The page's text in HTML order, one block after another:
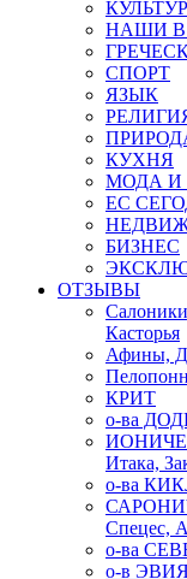
НАШИ В
СПОРТ
ЯЗЫК
КУХНЯ
МОДА И
ЕС
БИЗНЕС
ОТЗЫВЫ
Касторья
Афины,
КРИТ
о-ва
Итака,
о-ва
Спецес,
о-ва
о-в